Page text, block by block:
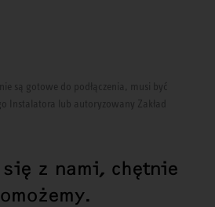
są gotowe do podłączenia, musi być
Instalatora lub autoryzowany Zakład
z nami, chętnie